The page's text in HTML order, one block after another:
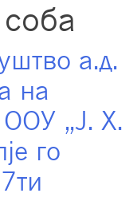
а.д.
на
„Ј. Х.
го